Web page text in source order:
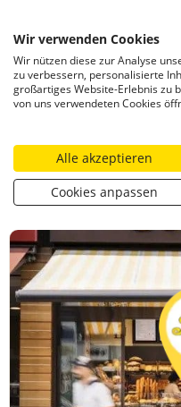
https://stroeck.at/filialen/
CATEGORIZED AS
13. FEBRUAR 2024
Ströck –
Wir verwenden Cookies
Wir nützen diese zur Analyse
zu verbessern, personalisierte
großartiges Website-Erlebnis zu
von uns verwendeten Cookies
Alle akzeptieren
Cookies anpassen